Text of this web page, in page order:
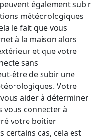
également subir
météorologiques
le fait que vous
à la maison alors
et que votre
sans
être de subir une
Votre
aider à déterminer
vous connecter à
votre boîtier
certains cas, cela est